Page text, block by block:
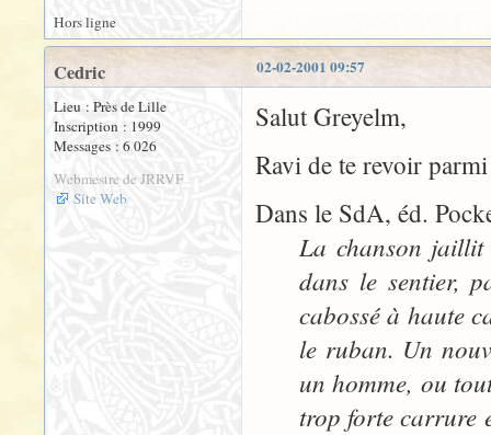
Hors ligne
02-02-2001 09:57
Cedric
Lieu : Près de Lille
Inscription : 1999
Messages : 6 026
Webmestre de JRRVF
Site Web
Salut Greyelm,
Ravi de te revoir
Dans le SdA, éd.
La chanson jaillit
dans le sentier,
cabossé à haute
le ruban. Un
un homme, ou
trop forte carrure